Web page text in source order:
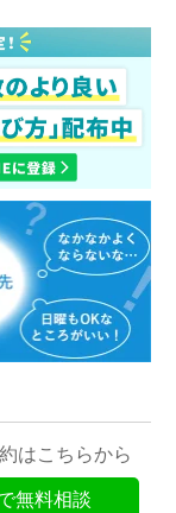
はこちらから
無料相談